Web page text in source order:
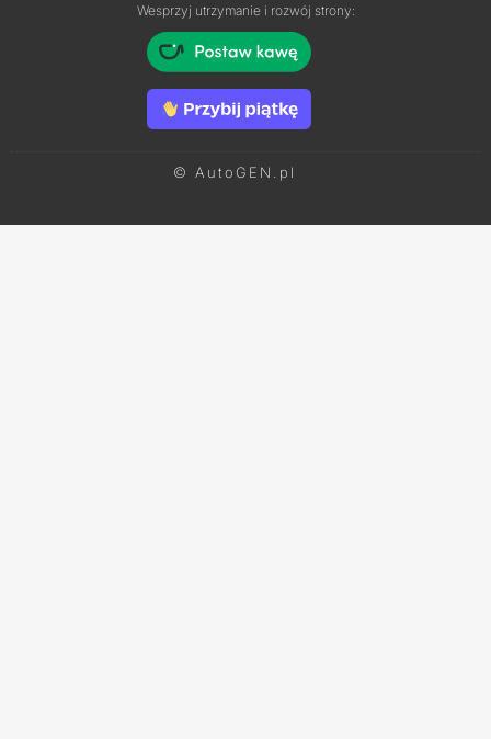
Wesprzyj utrzymanie i rozwój strony:
© AutoGEN.pl